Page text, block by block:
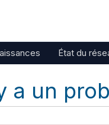
État du
a un